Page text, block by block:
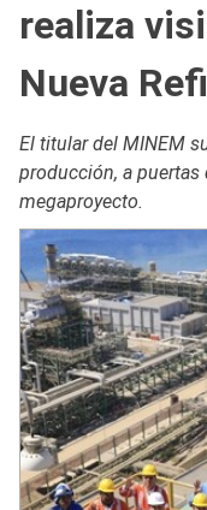
realiza
Nueva
El titular del MINEM
producción, a
megaproyecto.